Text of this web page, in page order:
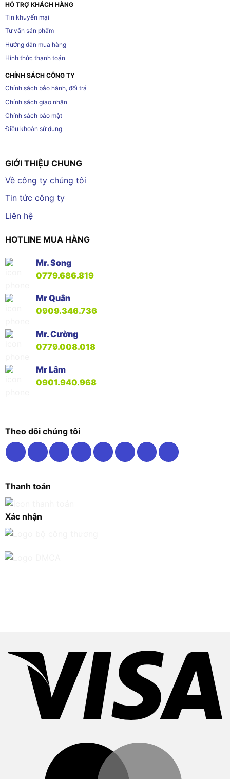
HỖ TRỢ KHÁCH HÀNG
Tin khuyến mại
Tư vấn sản phẩm
Hướng dẫn mua hàng
Hình thức thanh toán
CHÍNH SÁCH CÔNG TY
Chính sách bảo hành, đổi trả
Chính sách giao nhận
Chính sách bảo mật
Điều khoản sử dụng
GIỚI THIỆU CHUNG
Về công ty chúng tôi
Tin tức công ty
Liên hệ
HOTLINE MUA HÀNG
Mr. Song
0779.686.819
Mr Quân
0909.346.736
Mr. Cường
0779.008.018
Mr Lâm
0901.940.968
Theo dõi chúng tôi
Thanh toán
Xác nhận